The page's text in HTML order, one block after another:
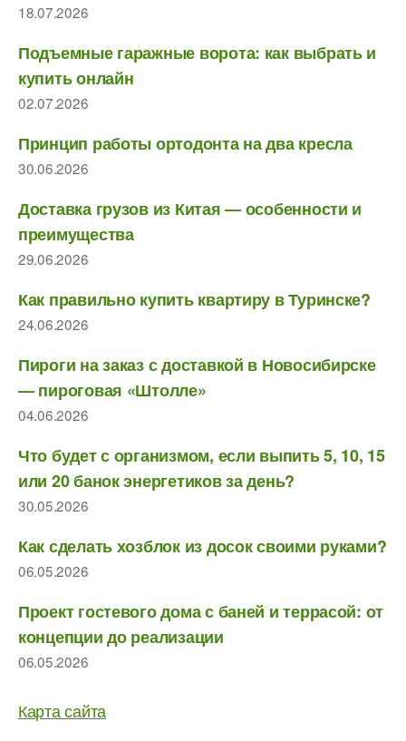
18.07.2026
Подъемные гаражные ворота: как выбрать и
купить онлайн
02.07.2026
Принцип работы ортодонта на два кресла
30.06.2026
Доставка грузов из Китая — особенности и
преимущества
29.06.2026
Как правильно купить квартиру в Туринске?
24.06.2026
Пироги на заказ с доставкой в Новосибирске
— пироговая «Штолле»
04.06.2026
Что будет с организмом, если выпить 5, 10, 15
или 20 банок энергетиков за день?
30.05.2026
Как сделать хозблок из досок своими руками?
06.05.2026
Проект гостевого дома с баней и террасой: от
концепции до реализации
06.05.2026
Карта сайта